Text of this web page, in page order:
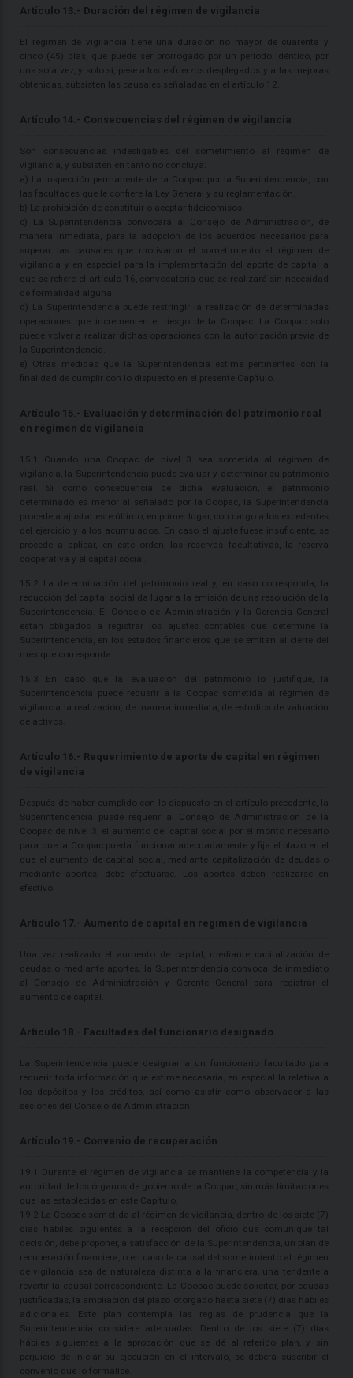
Artículo 13.- Duración del régimen de vigilancia
El régimen de vigilancia tiene una duración no mayor de cuarenta y
cinco (45) días, que puede ser prorrogado por un período idéntico, por
una sola vez, y solo si, pese a los esfuerzos desplegados y a las mejoras
obtenidas, subsisten las causales señaladas en el artículo 12.
Artículo 14.- Consecuencias del régimen de vigilancia
Son consecuencias indesligables del sometimiento al régimen de
vigilancia, y subsisten en tanto no concluya:
a) La inspección permanente de la Coopac por la Superintendencia, con
las facultades que le confiere la Ley General y su reglamentación.
b) La prohibición de constituir o aceptar fideicomisos.
c) La Superintendencia convocará al Consejo de Administración, de
manera inmediata, para la adopción de los acuerdos necesarios para
superar las causales que motivaron el sometimiento al régimen de
vigilancia y en especial para la implementación del aporte de capital a
que se refiere el artículo 16, convocatoria que se realizará sin necesidad
de formalidad alguna.
d) La Superintendencia puede restringir la realización de determinadas
operaciones que incrementen el riesgo de la Coopac. La Coopac solo
puede volver a realizar dichas operaciones con la autorización previa de
la Superintendencia.
e) Otras medidas que la Superintendencia estime pertinentes con la
finalidad de cumplir con lo dispuesto en el presente Capítulo.
Artículo 15.- Evaluación y determinación del patrimonio real
en régimen de vigilancia
15.1 Cuando una Coopac de nivel 3 sea sometida al régimen de
vigilancia, la Superintendencia puede evaluar y determinar su patrimonio
real. Si como consecuencia de dicha evaluación, el patrimonio
determinado es menor al señalado por la Coopac, la Superintendencia
procede a ajustar este último, en primer lugar, con cargo a los excedentes
del ejercicio y a los acumulados. En caso el ajuste fuese insuficiente, se
procede a aplicar, en este orden, las reservas facultativas, la reserva
cooperativa y el capital social.
15.2 La determinación del patrimonio real y, en caso corresponda, la
reducción del capital social da lugar a la emisión de una resolución de la
Superintendencia. El Consejo de Administración y la Gerencia General
están obligados a registrar los ajustes contables que determine la
Superintendencia, en los estados financieros que se emitan al cierre del
mes que corresponda.
15.3 En caso que la evaluación del patrimonio lo justifique, la
Superintendencia puede requerir a la Coopac sometida al régimen de
vigilancia la realización, de manera inmediata, de estudios de valuación
de activos.
Artículo 16.- Requerimiento de aporte de capital en régimen
de vigilancia
Después de haber cumplido con lo dispuesto en el artículo precedente, la
Superintendencia puede requerir al Consejo de Administración de la
Coopac de nivel 3, el aumento del capital social por el monto necesario
para que la Coopac pueda funcionar adecuadamente y fija el plazo en el
que el aumento de capital social, mediante capitalización de deudas o
mediante aportes, debe efectuarse. Los aportes deben realizarse en
efectivo.
Artículo 17.- Aumento de capital en régimen de vigilancia
Una vez realizado el aumento de capital, mediante capitalización de
deudas o mediante aportes, la Superintendencia convoca de inmediato
al Consejo de Administración y Gerente General para registrar el
aumento de capital.
Artículo 18.- Facultades del funcionario designado
La Superintendencia puede designar a un funcionario facultado para
requerir toda información que estime necesaria, en especial la relativa a
los depósitos y los créditos, así como asistir como observador a las
sesiones del Consejo de Administración.
Artículo 19.- Convenio de recuperación
19.1 Durante el régimen de vigilancia se mantiene la competencia y la
autoridad de los órganos de gobierno de la Coopac, sin más limitaciones
que las establecidas en este Capítulo.
19.2 La Coopac sometida al régimen de vigilancia, dentro de los siete (7)
días hábiles siguientes a la recepción del oficio que comunique tal
decisión, debe proponer, a satisfacción de la Superintendencia, un plan de
recuperación financiera, o en caso la causal del sometimiento al régimen
de vigilancia sea de naturaleza distinta a la financiera, una tendente a
revertir la causal correspondiente. La Coopac puede solicitar, por causas
justificadas, la ampliación del plazo otorgado hasta siete (7) días hábiles
adicionales. Este plan contempla las reglas de prudencia que la
Superintendencia considere adecuadas. Dentro de los siete (7) días
hábiles siguientes a la aprobación que se dé al referido plan, y sin
perjuicio de iniciar su ejecución en el intervalo, se deberá suscribir el
convenio que lo formalice.